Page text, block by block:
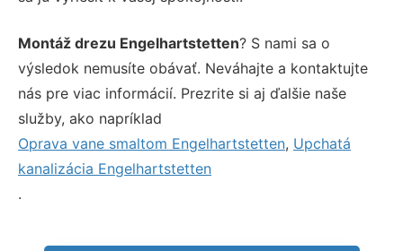
Montáž drezu Engelhartstetten? S nami sa o
výsledok nemusíte obávať. Neváhajte a kontaktujte
nás pre viac informácií. Prezrite si aj ďalšie naše
služby, ako napríklad
Oprava vane smaltom Engelhartstetten, Upchatá
kanalizácia Engelhartstetten
.